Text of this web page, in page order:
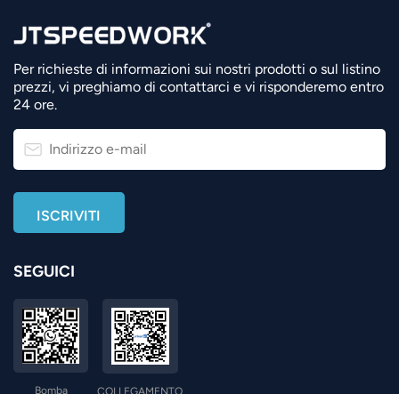
Per richieste di informazioni sui nostri prodotti o sul listino
prezzi, vi preghiamo di contattarci e vi risponderemo entro
24 ore.
SEGUICI
Bomba COLLEGAMENTO